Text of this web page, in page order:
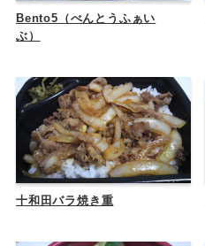
Bento5（べんとうふぁい
ぶ）
十和田バラ焼き重